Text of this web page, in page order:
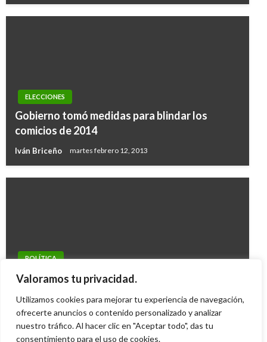
Valoramos tu privacidad.
Utilizamos cookies para mejorar tu experiencia de navegación,
ofrecerte anuncios o contenido personalizado y analizar
nuestro tráfico. Al hacer clic en "Aceptar todo", das tu
consentimiento para el uso de cookies.
ELECCIONES
Gobierno tomó medidas para blindar los
comicios de 2014
Iván Briceño martes febrero 12, 2013
POLÍTICA
El voto en blanco obtuvo más del 50 % en
Andres Felipe Gama lunes octubre 26, 2015